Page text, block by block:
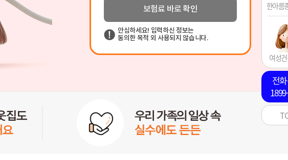
한아름
여성
전